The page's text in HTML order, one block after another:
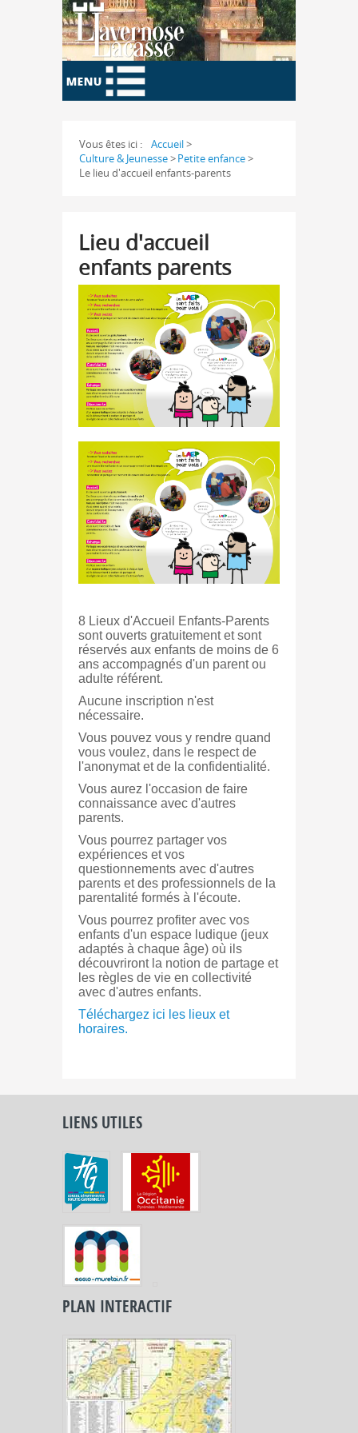
Vous êtes ici : Accueil>
Culture & Jeunesse>Petite enfance>
Le lieu d'accueil enfants-parents
Lieu d'accueil
enfants parents
8 Lieux d'Accueil Enfants-Parents
sont ouverts gratuitement et sont
réservés aux enfants de moins de 6
ans accompagnés d'un parent ou
adulte référent.
Aucune inscription n'est
nécessaire.
Vous pouvez vous y rendre quand
vous voulez, dans le respect de
l'anonymat et de la confidentialité.
Vous aurez l'occasion de faire
connaissance avec d'autres
parents.
Vous pourrez partager vos
expériences et vos
questionnements avec d'autres
parents et des professionnels de la
parentalité formés à l'écoute.
Vous pourrez profiter avec vos
enfants d'un espace ludique (jeux
adaptés à chaque âge) où ils
découvriront la notion de partage et
les règles de vie en collectivité
avec d'autres enfants.
Téléchargez ici les lieux et
horaires.
LIENS UTILES
PLAN INTERACTIF